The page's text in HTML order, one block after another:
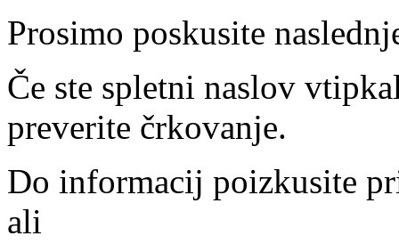
Prosimo poskusite
Če ste spletni naslov
preverite črkovanje.
Do informacij poizkusite
ali